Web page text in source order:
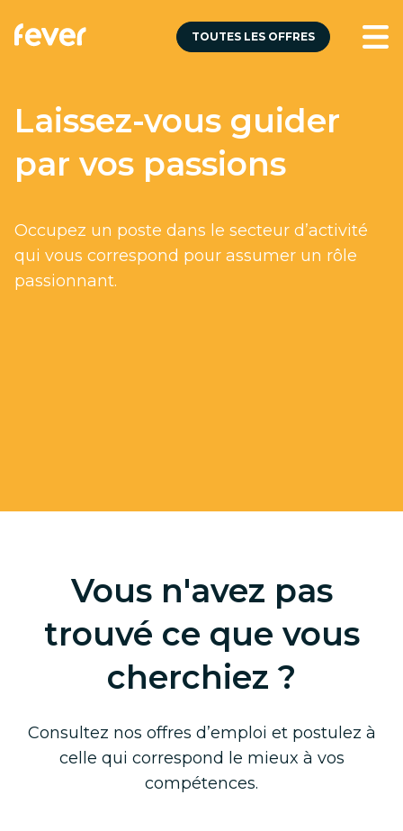
TOUTES LES OFFRES
Laissez-vous guider
par vos passions
Occupez un poste dans le secteur d’activité
qui vous correspond pour assumer un rôle
passionnant.
Vous n'avez pas
trouvé ce que vous
cherchiez ?
Consultez nos offres d’emploi et postulez à
celle qui correspond le mieux à vos
compétences.